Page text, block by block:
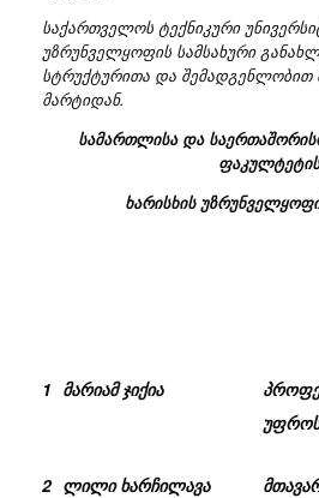
საქართველოს ტექნიკური
უზრუნველყოფის სამსახური
სტრუქტურითა და შემადგენლობით
მარტიდან.
სამართლისა და
ფაკულტეტის
ხარისხის
1 მარიამ ჯიქია
2 ლილი ხარჩილავა